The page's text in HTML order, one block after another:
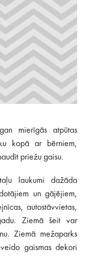
mierīgās atpūtas
kopā ar bērniem,
priežu gaisu.
laukumi dažāda
un gājējiem,
autostāvvietas,
Ziemā šeit var
Ziemā mežaparks
gaismas dekori